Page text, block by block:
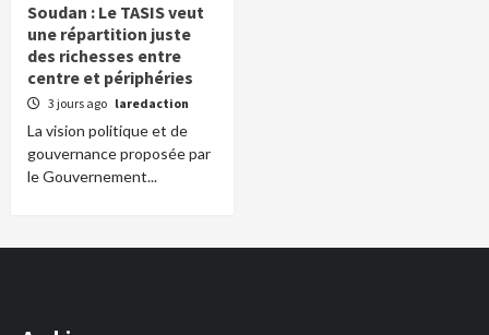
Soudan : Le TASIS veut
une répartition juste
des richesses entre
centre et périphéries
3 jours ago laredaction
La vision politique et de
gouvernance proposée par
le Gouvernement...